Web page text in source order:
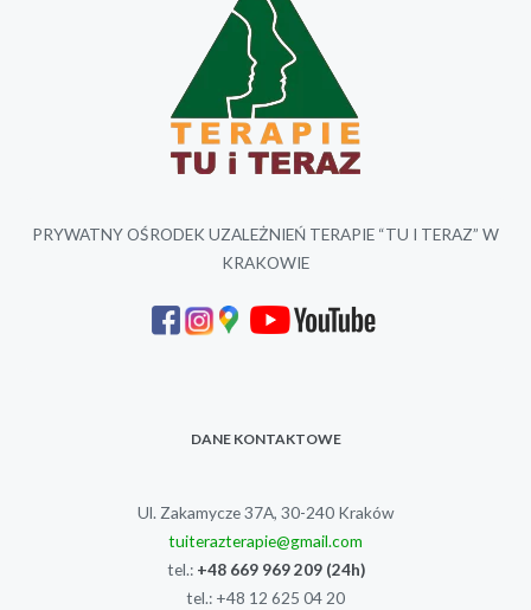
PRYWATNY OŚRODEK UZALEŻNIEŃ TERAPIE “TU I TERAZ” W
KRAKOWIE
DANE KONTAKTOWE
Ul. Zakamycze 37A, 30-240 Kraków
tuiterazterapie@gmail.com
tel.: +48 669 969 209(24h)
tel.: +48 12 625 04 20